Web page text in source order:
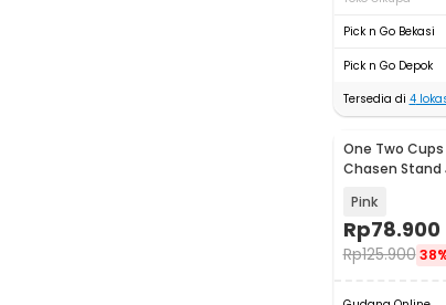
Pick n Go Bekasi
Pick n Go Depok
Tersedia di 4
One Two
Chasen Stand
Pink
Rp78.900
Rp125.900